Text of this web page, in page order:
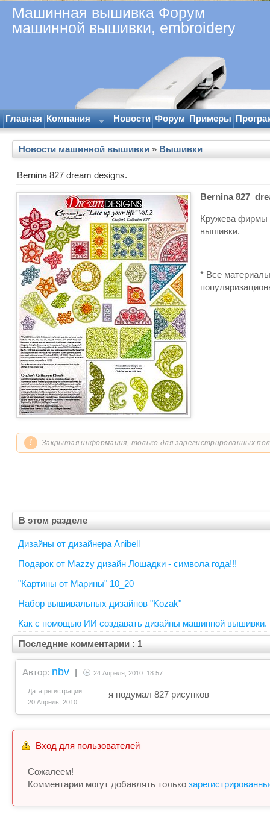
Машинная вышивка Форум
машинной вышивки, embroidery
Главная Компания Новости Форум Примеры
Новости машинной вышивки » Вышивки
Bernina 827 dream designs.
Bernina 827
Кружева фирмы
вышивки.
* Все
! Закрытая информация, только для зарегистрированных
В этом разделе
Дизайны от дизайнера Anibell
Подарок от Mazzy дизайн Лошадки - символа года!!!
"Картины от Марины" 10_20
Набор вышивальных дизайнов "Kozak"
Как с помощью ИИ создавать дизайны машинной вышивки.
Последние комментарии : 1
Автор: nbv | 24 Апреля, 2010 18:57
Дата регистрации
20 Апрель, 2010
я подумал 827 рисунков
Вход для пользователей
Сожалеем!
Комментарии могут добавлять только